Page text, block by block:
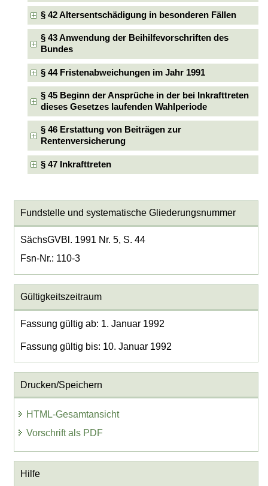
§ 42 Altersentschädigung in besonderen Fällen
§ 43 Anwendung der Beihilfevorschriften des
Bundes
§ 44 Fristenabweichungen im Jahr 1991
§ 45 Beginn der Ansprüche in der bei Inkrafttreten
dieses Gesetzes laufenden Wahlperiode
§ 46 Erstattung von Beiträgen zur
Rentenversicherung
§ 47 Inkrafttreten
Fundstelle und systematische Gliederungsnummer
SächsGVBl. 1991 Nr. 5, S. 44
Fsn-Nr.: 110-3
Gültigkeitszeitraum
Fassung gültig ab: 1. Januar 1992
Fassung gültig bis: 10. Januar 1992
Drucken/Speichern
HTML-Gesamtansicht
Vorschrift als PDF
Hilfe